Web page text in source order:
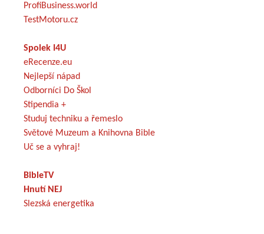
ProfiBusiness.world
TestMotoru.cz
Spolek I4U
eRecenze.eu
Nejlepší nápad
Odborníci Do Škol
Stipendia +
Studuj techniku a řemeslo
Světové Muzeum a Knihovna Bible
Uč se a vyhraj!
BibleTV
Hnutí NEJ
Slezská energetika